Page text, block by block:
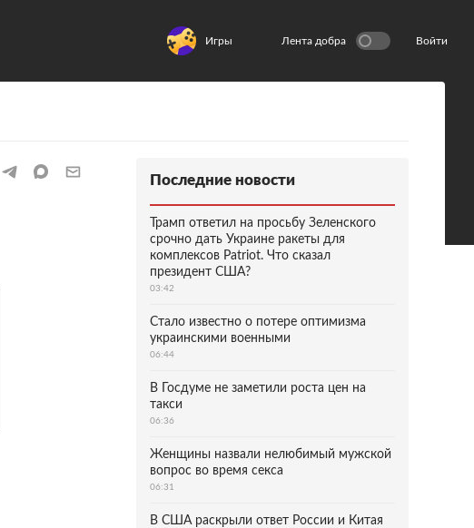
Игры Лента добра Войти
Последние новости
Трамп ответил на просьбу Зеленского
срочно дать Украине ракеты для
комплексов Patriot. Что сказал
президент США?
03:42
Стало известно о потере оптимизма
украинскими военными
06:44
В Госдуме не заметили роста цен на
такси
06:36
Женщины назвали нелюбимый мужской
вопрос во время секса
06:31
В США раскрыли ответ России и Китая